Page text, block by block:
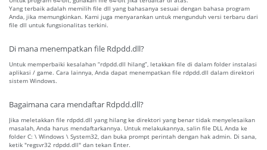
Yang terbaik adalah memilih file dll yang bahasanya sesuai dengan bahasa program
Anda, jika memungkinkan. Kami juga menyarankan untuk mengunduh versi terbaru dari
file dll untuk fungsionalitas terkini.
Di mana menempatkan file Rdpdd.dll?
Untuk memperbaiki kesalahan “rdpdd.dll hilang”, letakkan file di dalam folder instalasi
aplikasi / game. Cara lainnya, Anda dapat menempatkan file rdpdd.dll dalam direktori
sistem Windows.
Bagaimana cara mendaftar Rdpdd.dll?
Jika meletakkan file rdpdd.dll yang hilang ke direktori yang benar tidak menyelesaikan
masalah, Anda harus mendaftarkannya. Untuk melakukannya, salin file DLL Anda ke
folder C: \ Windows \ System32, dan buka prompt perintah dengan hak admin. Di sana,
ketik "regsvr32 rdpdd.dll" dan tekan Enter.